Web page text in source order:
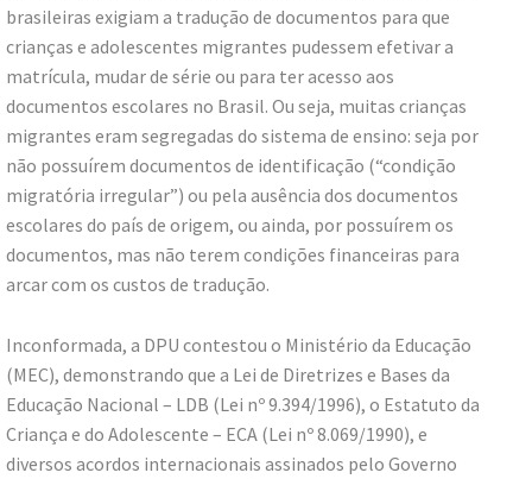
brasileiras exigiam a tradução de documentos para que
crianças e adolescentes migrantes pudessem efetivar a
matrícula, mudar de série ou para ter acesso aos
documentos escolares no Brasil. Ou seja, muitas crianças
migrantes eram segregadas do sistema de ensino: seja por
não possuírem documentos de identificação (“condição
migratória irregular”) ou pela ausência dos documentos
escolares do país de origem, ou ainda, por possuírem os
documentos, mas não terem condições financeiras para
arcar com os custos de tradução.
Inconformada, a DPU contestou o Ministério da Educação
(MEC), demonstrando que a Lei de Diretrizes e Bases da
Educação Nacional – LDB (Lei nº 9.394/1996), o Estatuto da
Criança e do Adolescente – ECA (Lei nº 8.069/1990), e
diversos acordos internacionais assinados pelo Governo